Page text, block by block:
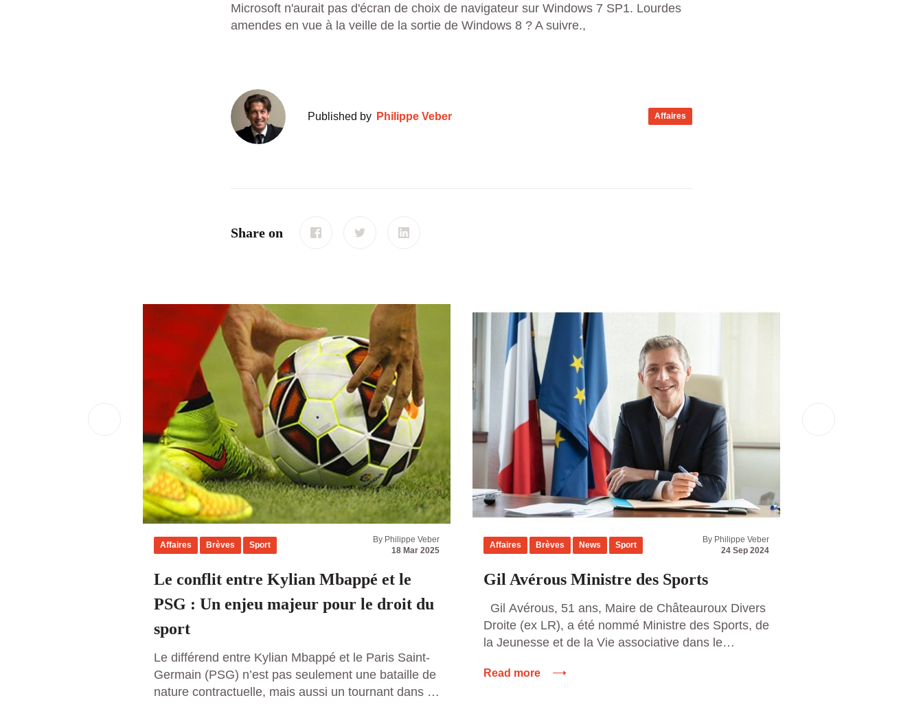
Microsoft n'aurait pas d'écran de choix de navigateur sur Windows 7 SP1. Lourdes
amendes en vue à la veille de la sortie de Windows 8 ? A suivre.,
Published by Philippe Veber Affaires
Share on
Affaires Brèves Sport
By Philippe Veber
18 Mar 2025
Le conflit entre Kylian Mbappé et le
PSG : Un enjeu majeur pour le droit du
sport
Le différend entre Kylian Mbappé et le Paris Saint-
Germain (PSG) n’est pas seulement une bataille de
nature contractuelle, mais aussi un tournant dans la
Affaires Brèves News Sport
By Philippe Veber
24 Sep 2024
Gil Avérous Ministre des Sports
Gil Avérous, 51 ans, Maire de Châteauroux Divers
Droite (ex LR), a été nommé Ministre des Sports, de
la Jeunesse et de la Vie associative dans le
septembre 2024. L’élu local est également
Read more